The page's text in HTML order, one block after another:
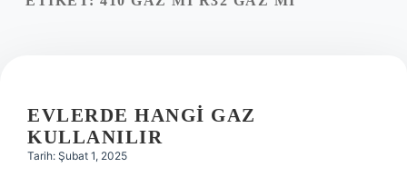
EVLERDE HANGI GAZ
KULLANILIR
Tarih: Şubat 1, 2025